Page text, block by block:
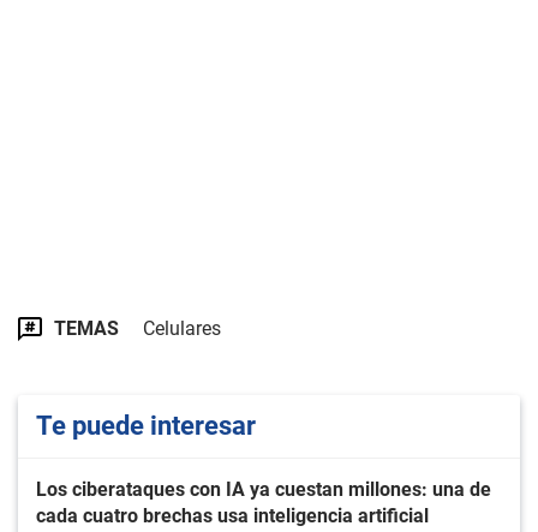
TEMAS Celulares
Te puede interesar
Los ciberataques con IA ya cuestan millones: una de
cada cuatro brechas usa inteligencia artificial